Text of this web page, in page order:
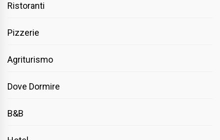
Ristoranti
Pizzerie
Agriturismo
Dove Dormire
B&B